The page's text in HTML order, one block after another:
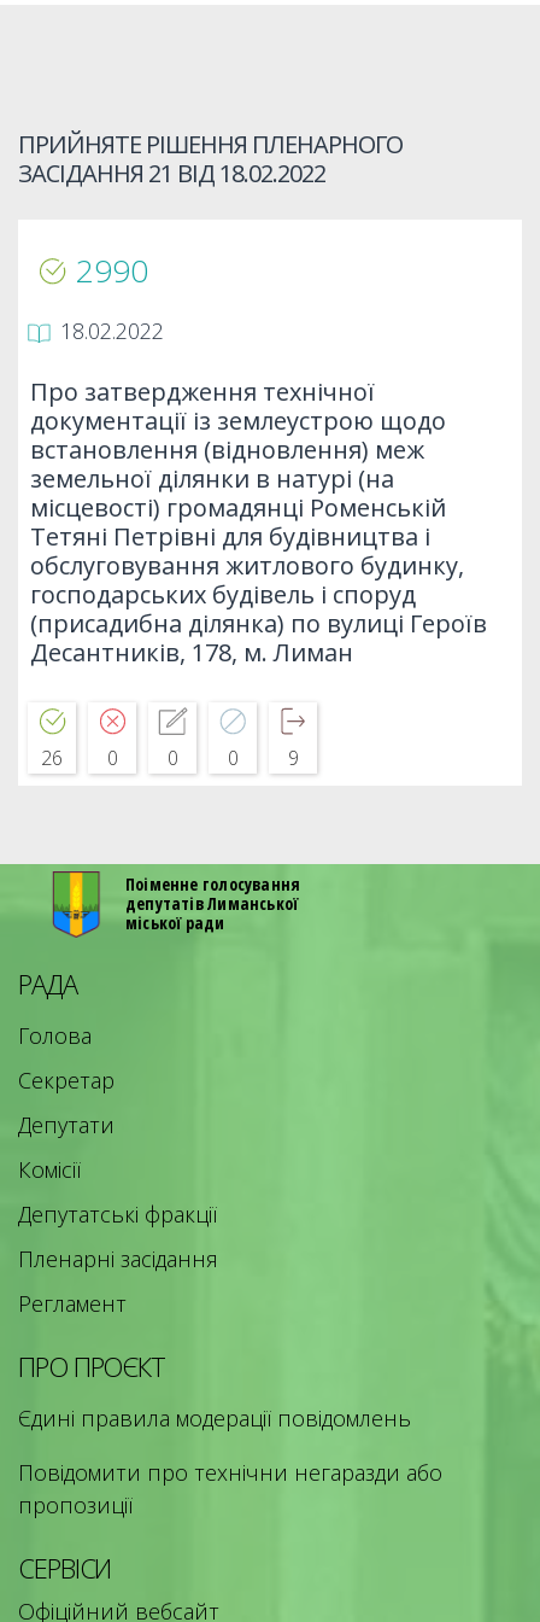
ПРИЙНЯТЕ РІШЕННЯ ПЛЕНАРНОГО
ЗАСІДАННЯ 21 ВІД18.02.2022
2990
18.02.2022
Про затвердження технічної
документації із землеустрою щодо
встановлення (відновлення) меж
земельної ділянки в натурі (на
місцевості) громадянці Роменській
Тетяні Петрівні для будівництва і
обслуговування житлового будинку,
господарських будівель і споруд
(присадибна ділянка) по вулиці Героїв
Десантників, 178, м. Лиман
26 0 0 0 9
Поіменне голосування
депутатів Лиманської
міської ради
РАДА
Голова
Секретар
Депутати
Комісії
Депутатські фракції
Пленарні засідання
Регламент
ПРО ПРОЄКТ
Єдині правила модерації повідомлень
Повідомити про технічни негаразди або
пропозиції
СЕРВІСИ
Офіційний вебсайт